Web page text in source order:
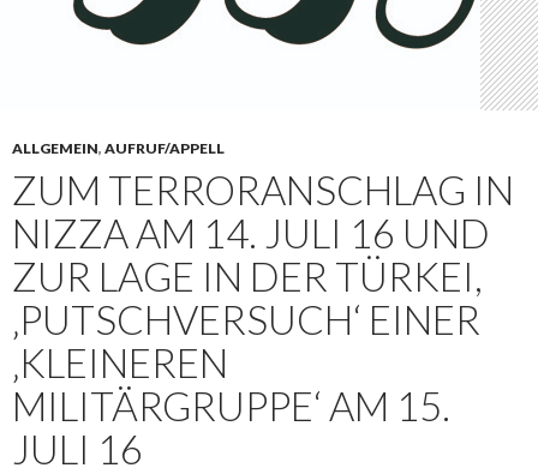
ALLGEMEIN, AUFRUF/APPELL
ZUM TERRORANSCHLAG IN
NIZZA AM 14. JULI 16 UND
ZUR LAGE IN DER TÜRKEI,
‚PUTSCHVERSUCH‘ EINER
‚KLEINEREN
MILITÄRGRUPPE‘ AM 15.
JULI 16